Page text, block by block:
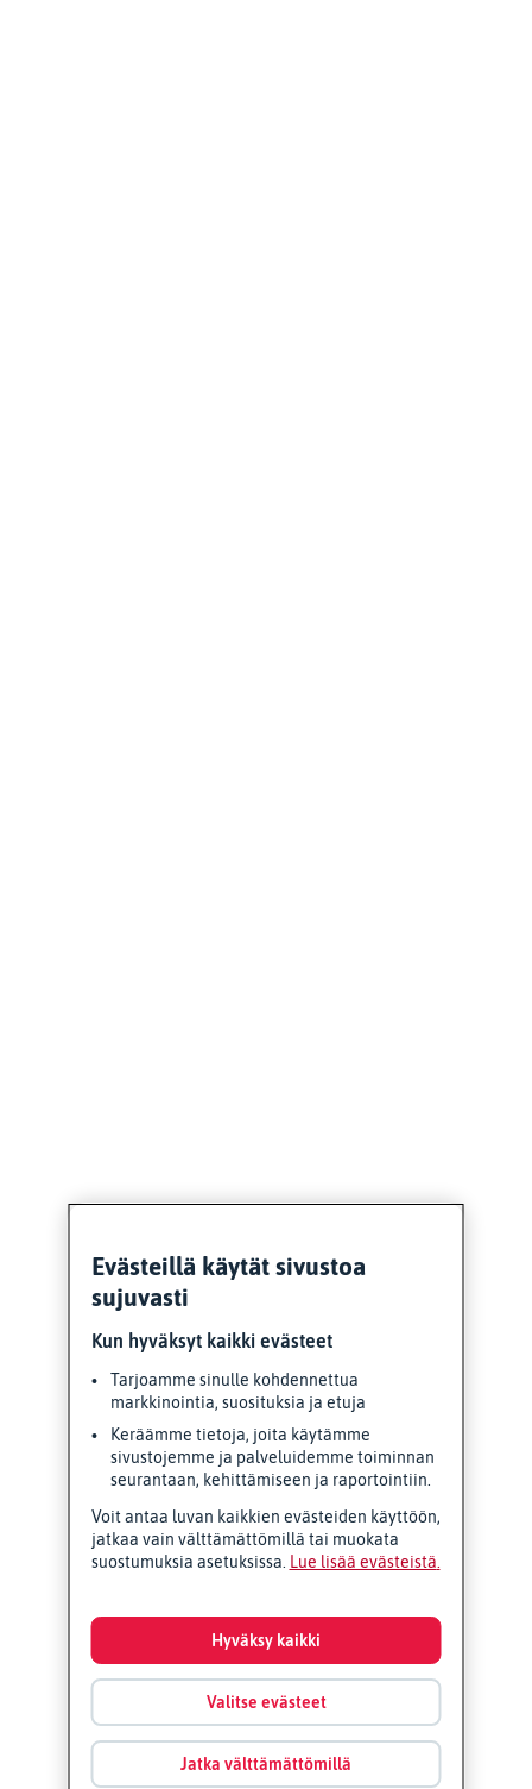
Evästeillä käytät sivustoa
sujuvasti
Kun hyväksyt kaikki evästeet
Tarjoamme sinulle kohdennettua
markkinointia, suosituksia ja etuja
Keräämme tietoja, joita käytämme
sivustojemme ja palveluidemme toiminnan
seurantaan, kehittämiseen ja raportointiin.
Voit antaa luvan kaikkien evästeiden käyttöön,
jatkaa vain välttämättömillä tai muokata
suostumuksia asetuksissa. Lue lisää evästeistä
Valitse evästeet
Jatka välttämättömillä
Hyväksy kaikki